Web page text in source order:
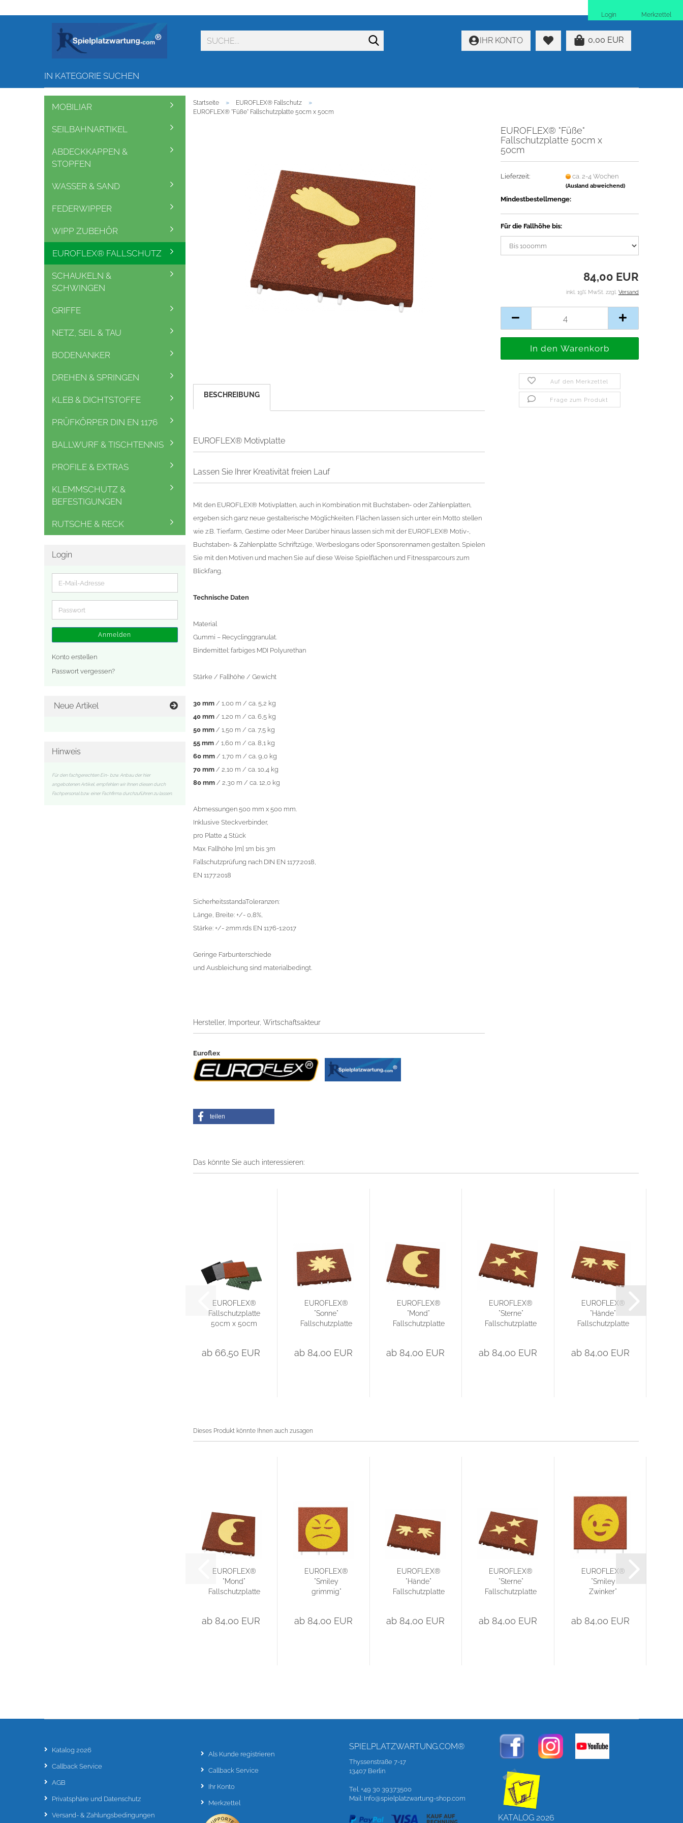
Login Merkzettel
0,00 EUR
IHR KONTO
IN KATEGORIE SUCHEN
Startseite » EUROFLEX® Fallschutz »
EUROFLEX® "Füße" Fallschutzplatte 50cm x 50cm
EUROFLEX® "Füße"
Fallschutzplatte 50cm x
50cm
Lieferzeit: ca. 2-4 Wochen
(Ausland abweichend)
Mindestbestellmenge:
4
Für die Fallhöhe bis:
84,00 EUR
inkl. 19% MwSt. zzgl. Versand
Auf den Merkzettel
Frage zum Produkt
BESCHREIBUNG
EUROFLEX® Motivplatte
Lassen Sie Ihrer Kreativität freien Lauf
Mit den EUROFLEX® Motivplatten, auch in Kombination mit Buchstaben- oder Zahlenplatten,
ergeben sich ganz neue gestalterische Möglichkeiten. Flächen lassen sich unter ein Motto stellen
wie z.B. Tierfarm, Gestirne oder Meer. Darüber hinaus lassen sich mit der EUROFLEX® Motiv-,
Buchstaben- & Zahlenplatte Schriftzüge, Werbeslogans oder Sponsorennamen gestalten. Spielen
Sie mit den Motiven und machen Sie auf diese Weise Spielflächen und Fitnessparcours zum
Blickfang.
Technische Daten
Material
Gummi – Recyclinggranulat.
Bindemittel: farbiges MDI Polyurethan
Stärke / Fallhöhe / Gewicht
30 mm/ 1,00 m / ca. 5,2 kg
40 mm/ 1,20 m / ca. 6,5 kg
50 mm/ 1,50 m / ca. 7,5 kg
55 mm/ 1,60 m / ca. 8,1 kg
60 mm/ 1,70 m / ca. 9,0 kg
70 mm/ 2,10 m / ca. 10,4 kg
80 mm/ 2,30 m / ca. 12,0 kg
Abmessungen 500 mm x 500 mm.
Inklusive Steckverbinder,
pro Platte 4 Stück
Max. Fallhöhe [m] 1m bis 3m
Fallschutzprüfung nach DIN EN 1177:2018,
EN 1177:2018
SicherheitsstandaToleranzen:
Länge, Breite: +/- 0,8%,
Stärke: +/- 2mm.rds EN 1176-1:2017
Geringe Farbunterschiede
und Ausbleichung sind materialbedingt.
Hersteller, Importeur, Wirtschaftsakteur
Euroflex
teilen
Das könnte Sie auch interessieren:
EUROFLEX®
Fallschutzplatte
50cm x 50cm
ab 66,50 EUR
EUROFLEX®
"Sonne"
Fallschutzplatte
ab 84,00 EUR
EUROFLEX®
"Mond"
Fallschutzplatte
ab 84,00 EUR
EUROFLEX®
"Sterne"
Fallschutzplatte
ab 84,00 EUR
EUROFLEX®
"Hände"
Fallschutzplatte
ab 84,00 EUR
Dieses Produkt könnte Ihnen auch zusagen
EUROFLEX®
"Mond"
Fallschutzplatte
ab 84,00 EUR
EUROFLEX®
"Smiley
grimmig"
ab 84,00 EUR
EUROFLEX®
"Hände"
Fallschutzplatte
ab 84,00 EUR
EUROFLEX®
"Sterne"
Fallschutzplatte
ab 84,00 EUR
EUROFLEX®
"Smiley
Zwinker"
ab 84,00 EUR
MOBILIAR
SEILBAHNARTIKEL
ABDECKKAPPEN &
STOPFEN
WASSER & SAND
FEDERWIPPER
WIPP ZUBEHÖR
EUROFLEX® FALLSCHUTZ
SCHAUKELN &
SCHWINGEN
GRIFFE
NETZ, SEIL & TAU
BODENANKER
DREHEN & SPRINGEN
KLEB & DICHTSTOFFE
PRÜFKÖRPER DIN EN 1176
BALLWURF & TISCHTENNIS
PROFILE & EXTRAS
KLEMMSCHUTZ &
BEFESTIGUNGEN
RUTSCHE & RECK
Login
E-
Mail-
Adresse
Passwort
Anmelden
Konto erstellen
Passwort vergessen?
Neue Artikel
Hinweis
Für den fachgerechten Ein- bzw. Anbau der hier
angebotenen Artikel, empfehlen wir Ihnen diesen durch
Fachpersonal bzw. einer Fachfirma durchzuführen zu lassen.
Katalog 2026
Callback Service
AGB
Privatsphäre und Datenschutz
Versand- & Zahlungsbedingungen
Als Kunde registrieren
Callback Service
Ihr Konto
Merkzettel
SPIELPLATZWARTUNG.COM®
Thyssenstraße 7-17
13407 Berlin
Tel. +49 30 39373500
Mail: Info@spielplatzwartung-shop.com
KATALOG 2026